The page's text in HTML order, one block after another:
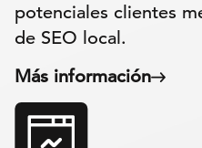
potenciales clientes
de SEO local.
Más información